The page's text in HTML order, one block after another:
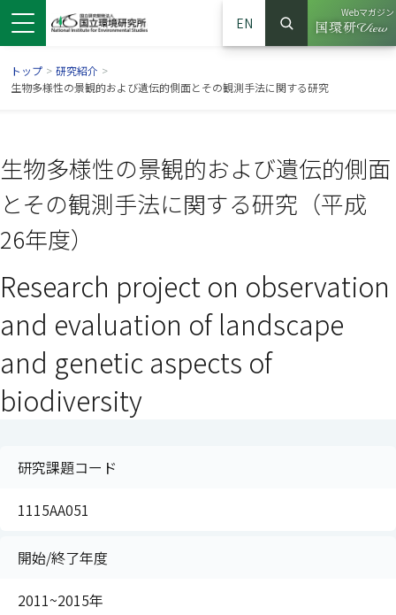
ウで開きます）
ンドウで開きます）
ウインドウで開きます）
EN
サイト内検索
検索
Webマガジン
（別ウイ
トップ > 研究紹介 >
生物多様性の景観的および遺伝的側面とその観測手法に関する研究
生物多様性の景観的および遺伝的側面
とその観測手法に関する研究（平成
26年度）
Research project on observation
and evaluation of landscape
and genetic aspects of
biodiversity
研究課題コード
1115AA051
開始/終了年度
2011~2015年